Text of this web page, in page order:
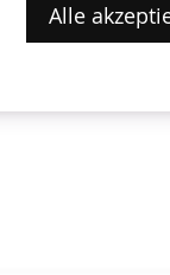
Alle